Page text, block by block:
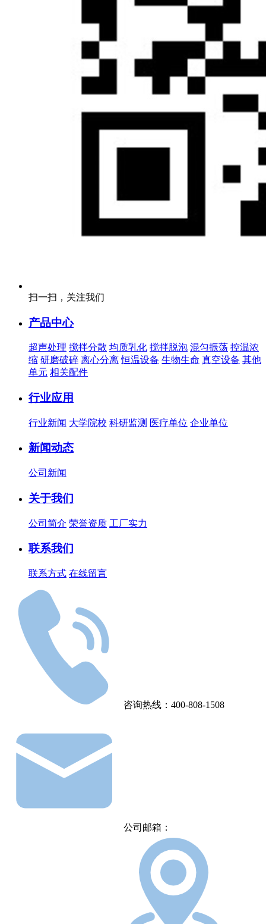
扫一扫，关注我们
产品中心
超声处理 搅拌分散 均质乳化 搅拌脱泡 混匀振荡 控温浓
缩 研磨破碎 离心分离 恒温设备 生物生命 真空设备 其他
单元 相关配件
行业应用
行业新闻 大学院校 科研监测 医疗单位 企业单位
新闻动态
公司新闻
关于我们
公司简介 荣誉资质 工厂实力
联系我们
联系方式 在线留言
咨询热线：400-808-1508
公司邮箱：